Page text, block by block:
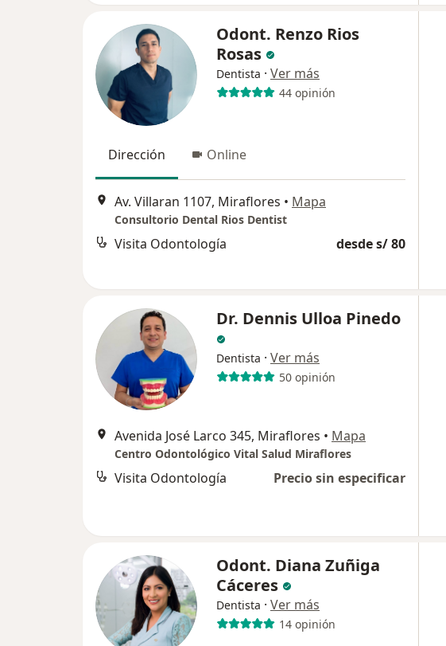
Odont. Renzo Rios
Rosas
Dentista · Ver más
44 opinión
Dirección Online
Av. Villaran 1107, Miraflores • Mapa
Consultorio Dental Rios Dentist
Visita Odontología desde s/ 80
Dr. Dennis Ulloa Pinedo
Dentista · Ver más
50 opinión
Avenida José Larco 345, Miraflores • Mapa
Centro Odontológico Vital Salud Miraflores
Visita Odontología Precio sin especificar
Odont. Diana Zuñiga
Cáceres
Dentista · Ver más
14 opinión